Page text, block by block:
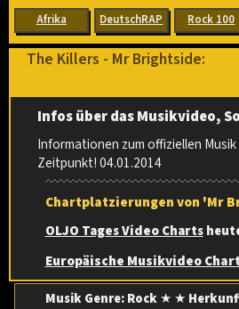
Afrika DeutschRAP Rock 100
The Killers - Mr Brightside:
Infos über das Musikvideo,
Informationen zum offiziellen
Zeitpunkt! 04.01.2014
Chartplatzierungen von 'Mr
OLJO Tages Video Charts
Europäische Musikvideo
Musik Genre: Rock★ ★